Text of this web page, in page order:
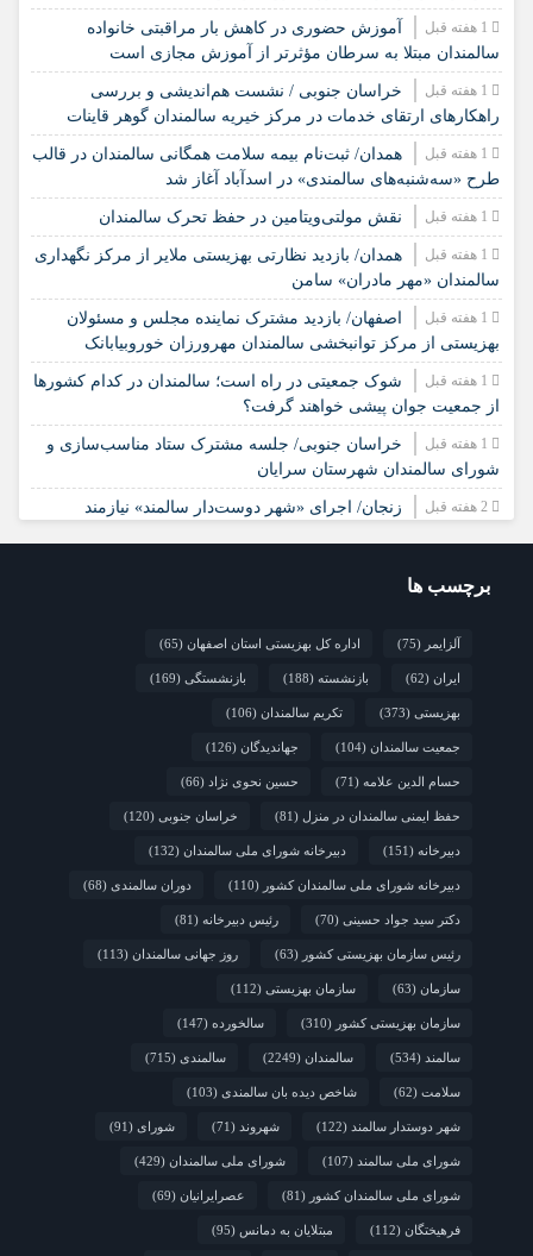
آموزش حضوری در کاهش بار مراقبتی خانواده
سالمندان مبتلا به سرطان مؤثرتر از آموزش مجازی است
خراسان جنوبی / نشست هم‌اندیشی و بررسی
راهکارهای ارتقای خدمات در مرکز خیریه سالمندان گوهر قاینات
همدان/ ثبت‌نام بیمه سلامت همگانی سالمندان در قالب
طرح «سه‌شنبه‌های سالمندی» در اسدآباد آغاز شد
نقش مولتی‌ویتامین در حفظ تحرک سالمندان
همدان/ بازدید نظارتی بهزیستی ملایر از مرکز نگهداری
سالمندان «مهر مادران» سامن
اصفهان/ بازدید مشترک نماینده مجلس و مسئولان
بهزیستی از مرکز توانبخشی سالمندان مهرورزان خوروبیابانک
شوک جمعیتی در راه است؛ سالمندان در کدام کشورها
از جمعیت جوان پیشی خواهند گرفت؟
خراسان جنوبی/ جلسه مشترک ستاد مناسب‌سازی و
شورای سالمندان شهرستان سرایان
زنجان/ اجرای «شهر دوست‌دار سالمند» نیازمند
و مشارکت اجتماعی
چگونگی مشارکت رویکردهای جامعه‌محور در سالمندی سالم
برچسب ها
آلزایمر (75) اداره کل بهزیستی استان اصفهان (65)
ایران (62) بازنشسته (188) بازنشستگی (169)
بهزیستی (373) تکریم سالمندان (106)
جمعیت سالمندان (104) جهاندیدگان (126)
حسام الدین علامه (71) حسین نحوی نژاد (66)
حفظ ایمنی سالمندان در منزل (81) خراسان جنوبی (120)
دبیرخانه (151) دبیرخانه شورای ملی سالمندان (132)
دبیرخانه شورای ملی سالمندان کشور (110) دوران سالمندی (68)
دکتر سید جواد حسینی (70) رئیس دبیرخانه (81)
رئیس سازمان بهزیستی کشور (63) روز جهانی سالمندان (113)
سازمان (63) سازمان بهزیستی (112)
سازمان بهزیستی کشور (310) سالخورده (147)
سالمند (534) سالمندان (2249) سالمندی (715)
سلامت (62) شاخص دیده بان سالمندی (103)
شهر دوستدار سالمند (122) شهروند (71) شورای (91)
شورای ملی سالمند (107) شورای ملی سالمندان (429)
شورای ملی سالمندان کشور (81) عصرایرانیان (69)
فرهیختگان (112) مبتلایان به دمانس (95)